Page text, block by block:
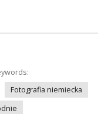
Fotografia niemiecka